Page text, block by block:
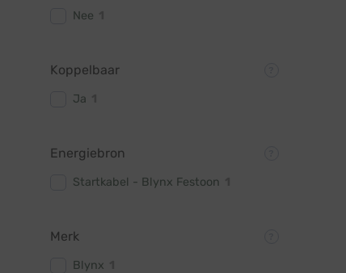
Nee
Koppelbaar
Ja
Energiebron
Startkabel - Blynx Festoon
Merk
Blynx